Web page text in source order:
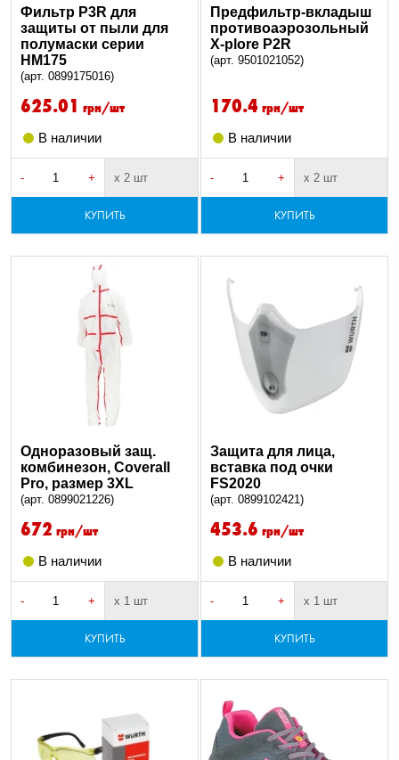
Фильтр P3R для
защиты от пыли для
полумаски серии
HM175
(арт. 0899175016)
625.01 грн/шт
В наличии
- + х 2 шт
КУПИТЬ
Предфильтр-вкладыш
противоаэрозольный
X-plore P2R
(арт. 9501021052)
170.4 грн/шт
В наличии
- + х 2 шт
КУПИТЬ
Одноразовый защ.
комбинезон, Coverall
Pro, размер 3XL
(арт. 0899021226)
672 грн/шт
В наличии
- + х 1 шт
КУПИТЬ
Защита для лица,
вставка под очки
FS2020
(арт. 0899102421)
453.6 грн/шт
В наличии
- + х 1 шт
КУПИТЬ